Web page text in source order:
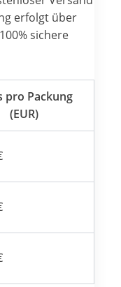
erfolgt über
sichere
pro Packung
(EUR)